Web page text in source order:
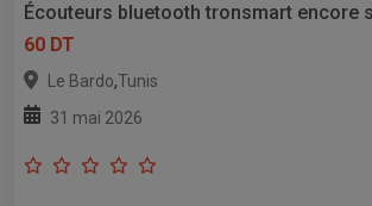
Écouteurs bluetooth tronsmart encore
60 DT
Le Bardo,Tunis
31 mai 2026